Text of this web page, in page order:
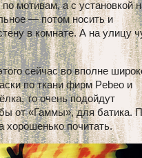
мотивам, а с установкой
— потом носить и
в комнате. А на улицу
сейчас во вполне
по ткани фирм Pebeo и
то очень подойдут
от «Гаммы», для батика.
хорошенько почитать.